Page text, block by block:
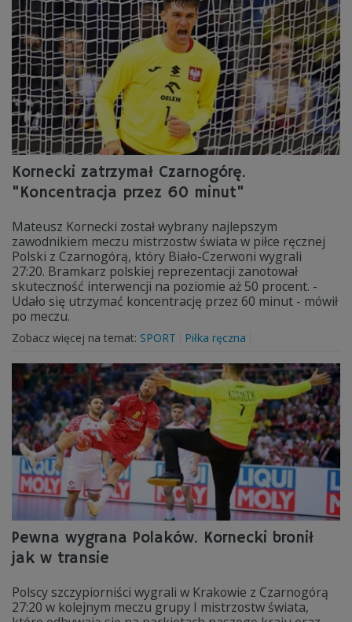
Kornecki zatrzymał Czarnogórę.
"Koncentracja przez 60 minut"
Mateusz Kornecki został wybrany najlepszym
zawodnikiem meczu mistrzostw świata w piłce ręcznej
Polski z Czarnogórą, który Biało-Czerwoni wygrali
27:20. Bramkarz polskiej reprezentacji zanotował
skuteczność interwencji na poziomie aż 50 procent. -
Udało się utrzymać koncentrację przez 60 minut - mówił
po meczu.
Zobacz więcej na temat: SPORT Piłka ręczna
Pewna wygrana Polaków. Kornecki bronił
jak w transie
Polscy szczypiorniści wygrali w Krakowie z Czarnogórą
27:20 w kolejnym meczu grupy I mistrzostw świata,